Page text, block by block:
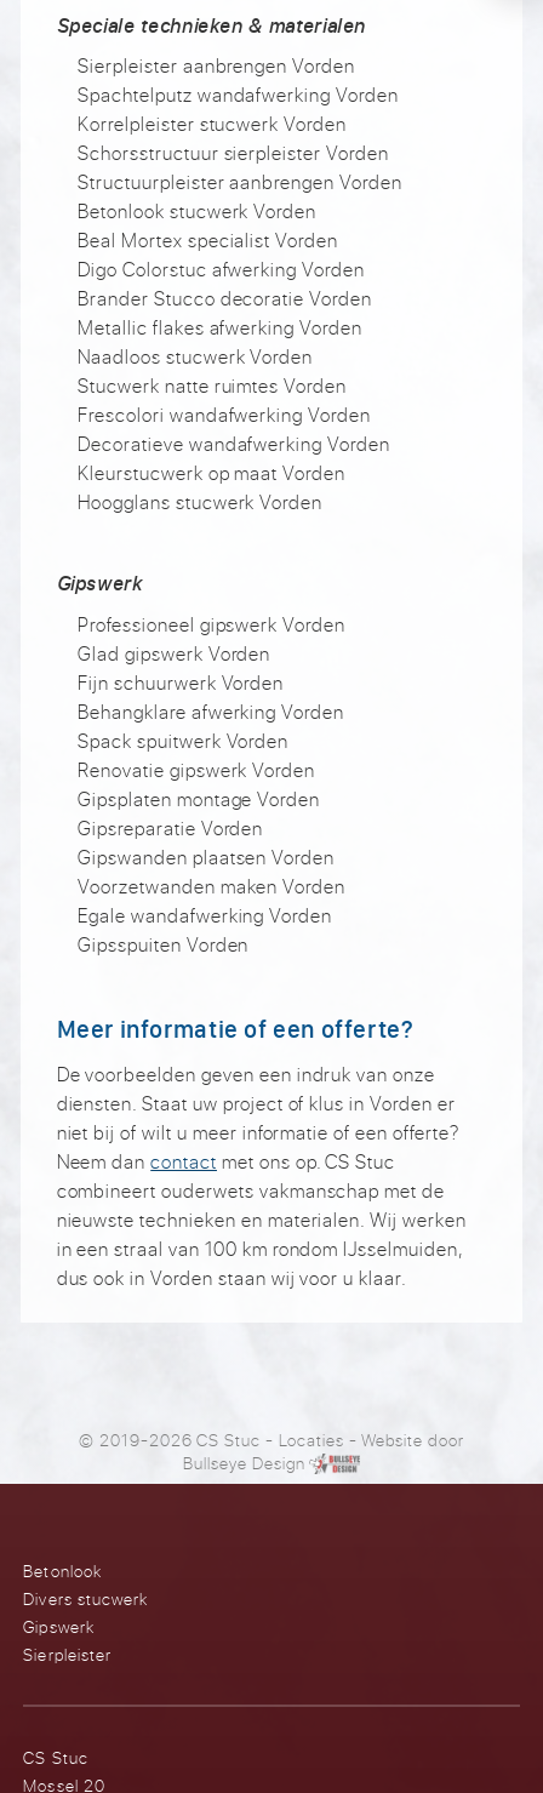
Speciale technieken & materialen
Sierpleister aanbrengen Vorden
Spachtelputz wandafwerking Vorden
Korrelpleister stucwerk Vorden
Schorsstructuur sierpleister Vorden
Structuurpleister aanbrengen Vorden
Betonlook stucwerk Vorden
Beal Mortex specialist Vorden
Digo Colorstuc afwerking Vorden
Brander Stucco decoratie Vorden
Metallic flakes afwerking Vorden
Naadloos stucwerk Vorden
Stucwerk natte ruimtes Vorden
Frescolori wandafwerking Vorden
Decoratieve wandafwerking Vorden
Kleurstucwerk op maat Vorden
Hoogglans stucwerk Vorden
Gipswerk
Professioneel gipswerk Vorden
Glad gipswerk Vorden
Fijn schuurwerk Vorden
Behangklare afwerking Vorden
Spack spuitwerk Vorden
Renovatie gipswerk Vorden
Gipsplaten montage Vorden
Gipsreparatie Vorden
Gipswanden plaatsen Vorden
Voorzetwanden maken Vorden
Egale wandafwerking Vorden
Gipsspuiten Vorden
Meer informatie of een offerte?
De voorbeelden geven een indruk van onze
diensten. Staat uw project of klus in Vorden er
niet bij of wilt u meer informatie of een offerte?
Neem dancontact met ons op. CS Stuc
combineert ouderwets vakmanschap met de
nieuwste technieken en materialen. Wij werken
in een straal van 100 km rondom IJsselmuiden,
dus ook in Vorden staan wij voor u klaar.
© 2019-2026 CS Stuc- Locaties - Website door
Bullseye Design
Betonlook
Divers stucwerk
Gipswerk
Sierpleister
CS Stuc
Mossel 20